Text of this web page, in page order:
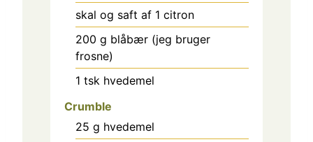
skal og saft af 1 citron
200 g blåbær (jeg bruger
frosne)
1 tsk hvedemel
Crumble
25 g hvedemel